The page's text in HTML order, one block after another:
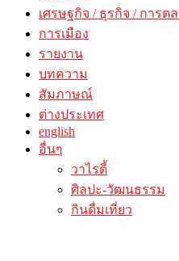
เศรษฐกิจ / ธุรกิจ / การต
การเมือง
รายงาน
บทความ
สัมภาษณ์
ต่างประเทศ
english
อื่นๆ
วาไรตี้
ศิลปะ-วัฒนธรรม
กินดื่มเที่ยว